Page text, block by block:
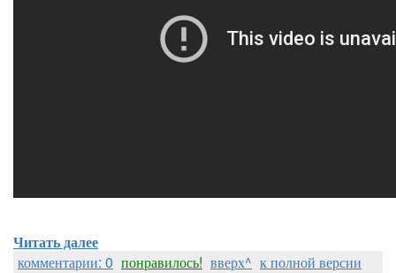
Читать далее
комментарии: 0 понравилось! вверх^ к полной версии